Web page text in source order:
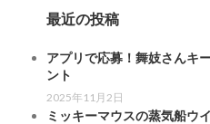
最近の投稿
アプリで応募！舞妓さんキ
ント
2025年11月2日
ミッキーマウスの蒸気船ウ